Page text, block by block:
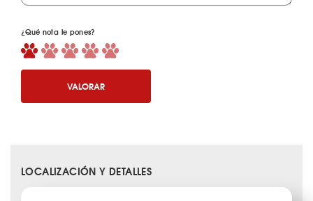
¿Qué nota le pones?
VALORAR
LOCALIZACIÓN Y DETALLES